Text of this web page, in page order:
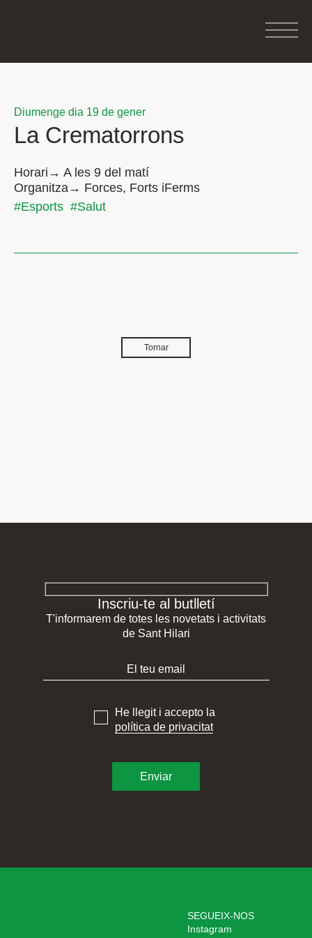
Diumenge dia 19 de gener
La Crematorrons
Horari→ A les 9 del matí
Organitza→ Forces, Forts iFerms
#Esports #Salut
Tornar
Inscriu-te al butlletí
T'informarem de totes les novetats i activitats
de Sant Hilari
He llegit i accepto la
política de privacitat
SEGUEIX-NOS
Instagram